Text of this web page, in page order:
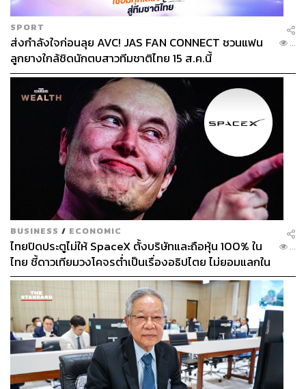
SPORT
ส่งกำลังใจก่อนลุย AVC! JAS FAN CONNECT ชวนแฟน
ลูกยางใกล้ชิดนักตบสาวทีมชาติไทย 15 ส.ค.นี้
...
BUSINESS / ECONOMIC
ไทยปิดประตูไม่ให้ SpaceX ตั้งบริษัทและถือหุ้น 100% ใน
ไทย ชี้ดาวเทียมวงโคจรต่ำเป็นเรื่องอธิปไตย ไม่ยอมแลกใน
โต๊ะเจรจาการค้า
...